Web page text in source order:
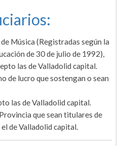
Música (Registradas según la
de 30 de julio de 1992),
las de Valladolid capital.
de lucro que sostengan o sean
las de Valladolid capital.
que sean titulares de
de Valladolid capital.